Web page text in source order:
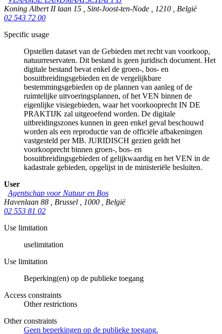
Koning Albert II laan 15
Sint-Joost-ten-Node 1210
België
02 543 72 00
Specific usage
Opstellen dataset van de Gebieden met recht van voorkoop,
natuurreservaten. Dit bestand is geen juridisch document. Het
digitale bestand bevat enkel de groen-, bos- en
bosuitbreidingsgebieden en de vergelijkbare
bestemmingsgebieden op de plannen van aanleg of de
ruimtelijke uitvoeringsplannen, of het VEN binnen de
eigenlijke visiegebieden, waar het voorkooprecht IN DE
PRAKTIJK zal uitgeoefend worden. De digitale
uitbreidingszones kunnen in geen enkel geval beschouwd
worden als een reproductie van de officiële afbakeningen
vastgesteld per MB. JURIDISCH gezien geldt het
voorkooprecht binnen groen-, bos- en
bosuitbreidingsgebieden of gelijkwaardig en het VEN in de
kadastrale gebieden, opgelijst in de ministeriële besluiten.
User
Agentschap voor Natuur en Bos
Havenlaan 88
Brussel 1000
België
02 553 81 02
Use limitation
uselimitation
Use limitation
Beperking(en) op de publieke toegang
Access constraints
Other restrictions
Other constraints
Geen beperkingen op de publieke toegang.